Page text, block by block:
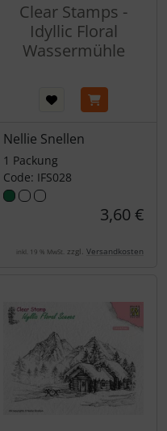
Clear Stamps -
Idyllic Floral
Wassermühle
Nellie Snellen
1 Packung
Code: IFS028
3,60 €
inkl. 19 % MwSt. zzgl. Versandkosten